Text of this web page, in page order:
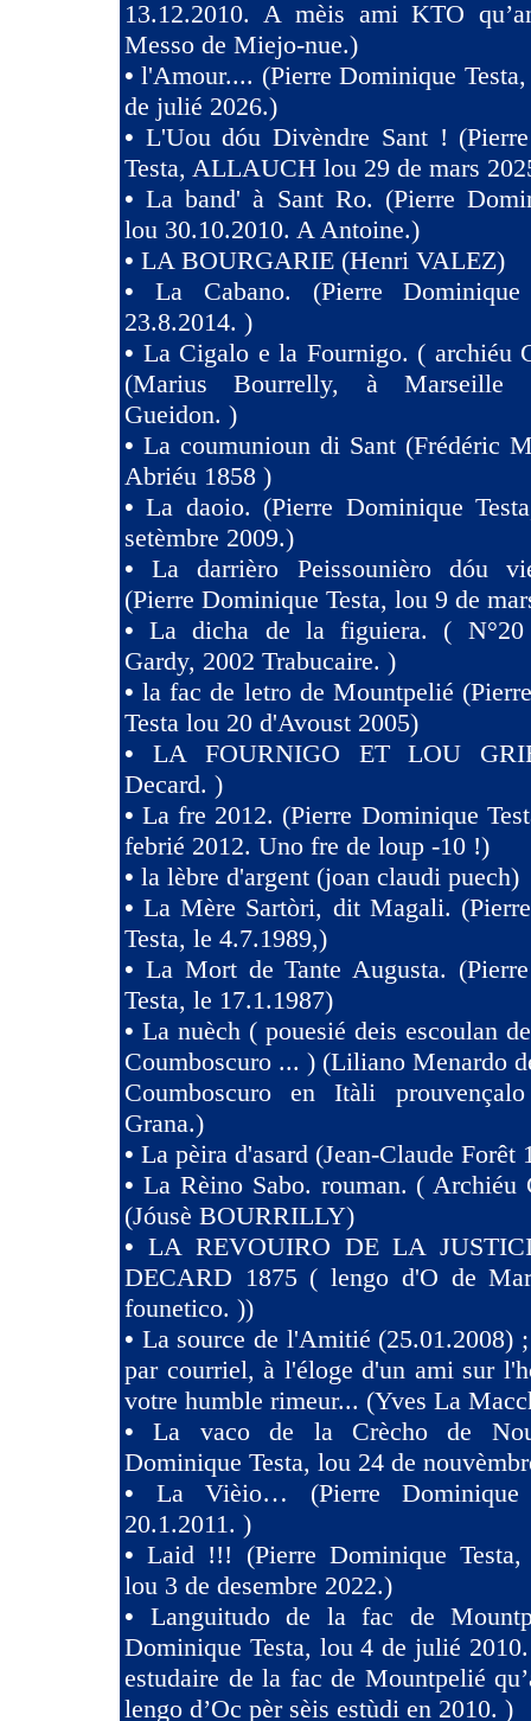
13.12.2010. A mèis ami KTO
Messo de Miejo-nue.)
•l'Amour.... (Pierre Dominique
de julié 2026.)
• L'Uou dóu Divèndre Sant !
Testa, ALLAUCH lou 29 de mars
•La band' à Sant Ro. (Pierre
lou 30.10.2010. A Antoine.)
• LA BOURGARIE (Henri VALEZ)
• La Cabano. (Pierre
23.8.2014. )
• La Cigalo e la Fournigo. ( archiéu
(Marius Bourrelly, à Marseille
Gueidon. )
• La coumunioun di Sant (Frédéric
Abriéu 1858 )
•La daoio. (Pierre Dominique
setèmbre 2009.)
•La darrièro Peissounièro dóu
(Pierre Dominique Testa, lou 9 de
•La dicha de la figuiera. (
Gardy, 2002 Trabucaire. )
•la fac de letro de Mountpelié
Testa lou 20 d'Avoust 2005)
• LA FOURNIGO ET LOU
Decard. )
•La fre 2012. (Pierre Dominique
febrié 2012. Uno fre de loup -10 !)
• la lèbre d'argent (joan claudi puech)
•La Mère Sartòri, dit Magali.
Testa, le 4.7.1989,)
• La Mort de Tante Augusta.
Testa, le 17.1.1987)
• La nuèch ( pouesié deis escoulan
Coumboscuro ... ) (Liliano Menardo
Coumboscuro en Itàli
Grana.)
• La pèira d'asard (Jean-Claude Forêt
• La Rèino Sabo. rouman. ( Archiéu
(Jóusè BOURRILLY)
• LA REVOUIRO DE LA
DECARD 1875 ( lengo d'O de
founetico. ))
• La source de l'Amitié (25.01.2008)
par courriel, à l'éloge d'un ami sur
votre humble rimeur... (Yves La
•La vaco de la Crècho de
Dominique Testa, lou 24 de
• La Vièio… (Pierre Dominique
20.1.2011. )
•Laid !!! (Pierre Dominique
lou 3 de desembre 2022.)
• Languitudo de la fac de
Dominique Testa, lou 4 de julié
estudaire de la fac de Mountpelié
lengo d’Oc pèr sèis estùdi en 2010. )